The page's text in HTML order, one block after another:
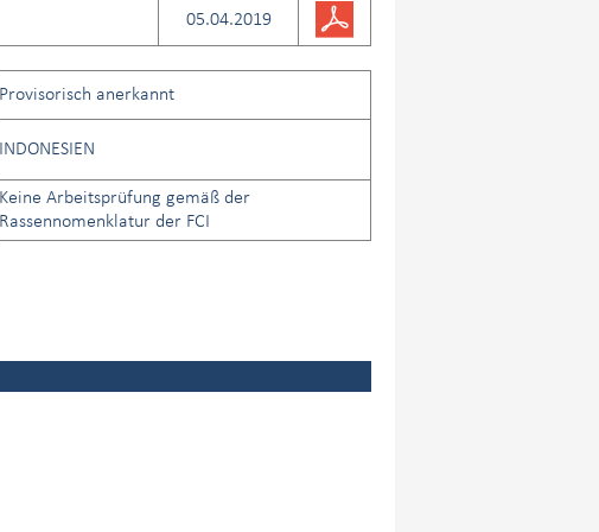
05.04.2019
Provisorisch anerkannt
INDONESIEN
Keine Arbeitsprüfung gemäß der
Rassennomenklatur der FCI